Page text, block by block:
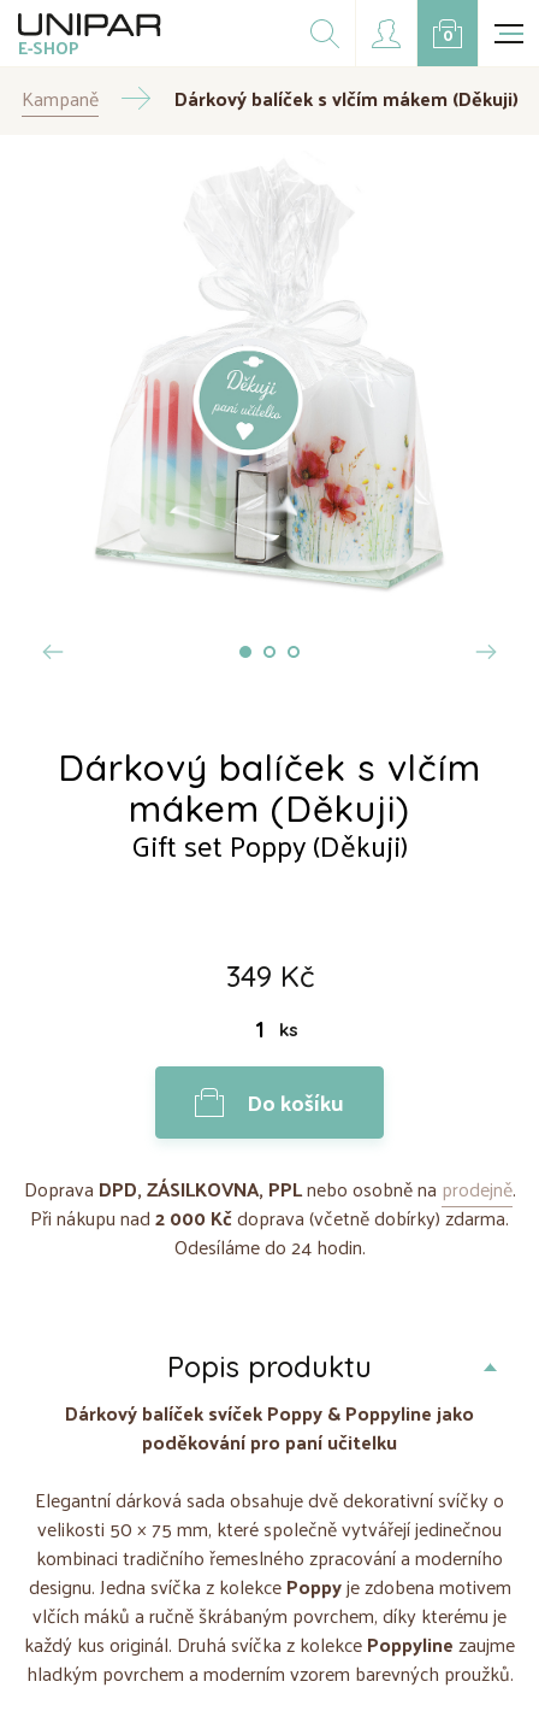
E-SHOP
Dárkové balíčky
Doplňky
Na přání
Kampaně
CZK EUR
0
Kampaně Dárkový balíček s vlčím mákem (Děkuji)
Dárkový balíček s vlčím
mákem (Děkuji)
Gift set Poppy (Děkuji)
349 Kč
ks
Do košíku
Doprava DPD, ZÁSILKOVNA, PPLnebo osobně na prodejně.
Při nákupu nad2 000 Kčdoprava (včetně dobírky) zdarma.
Odesíláme do 24 hodin.
Popis produktu
Dárkový balíček svíček Poppy & Poppyline jako
poděkování pro paní učitelku
Elegantní dárková sada obsahuje dvě dekorativní svíčky o
velikosti 50 × 75 mm, které společně vytvářejí jedinečnou
kombinaci tradičního řemeslného zpracování a moderního
designu. Jedna svíčka z kolekcePoppyje zdobena motivem
vlčích máků a ručně škrábaným povrchem, díky kterému je
každý kus originál. Druhá svíčka z kolekcePoppylinezaujme
hladkým povrchem a moderním vzorem barevných proužků.